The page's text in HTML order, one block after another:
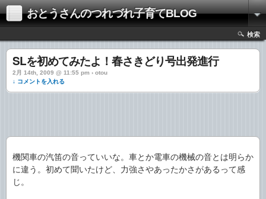
おとうさんのつれづれ子育てBLOG
検索
SLを初めてみたよ！春さきどり号出発進行
2月 14th, 2009 @ 11:55 pm › otou
↓ コメントを入れる
機関車の汽笛の音っていいな。車とか電車の機械の音とは明らか
に違う。初めて聞いたけど、力強さやあったかさがあるって感
じ。